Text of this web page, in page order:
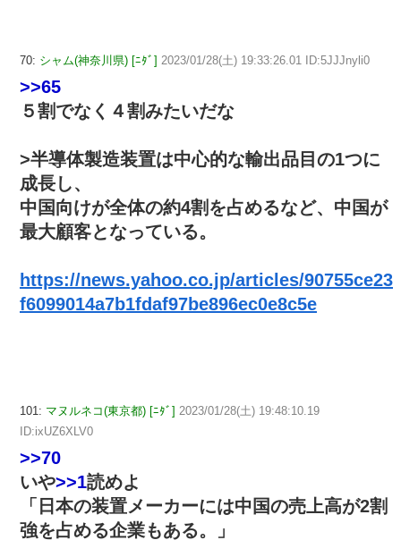
70: シャム(神奈川県) [ﾆﾀﾞ] 2023/01/28(土) 19:33:26.01 ID:5JJJnyli0
>>65
５割でなく４割みたいだな
>半導体製造装置は中心的な輸出品目の1つに
成長し、
中国向けが全体の約4割を占めるなど、中国が
最大顧客となっている。
https://news.yahoo.co.jp/articles/90755ce23
f6099014a7b1fdaf97be896ec0e8c5e
101: マヌルネコ(東京都) [ﾆﾀﾞ] 2023/01/28(土) 19:48:10.19
ID:ixUZ6XLV0
>>70
いや>>1読めよ
「日本の装置メーカーには中国の売上高が2割
強を占める企業もある。」